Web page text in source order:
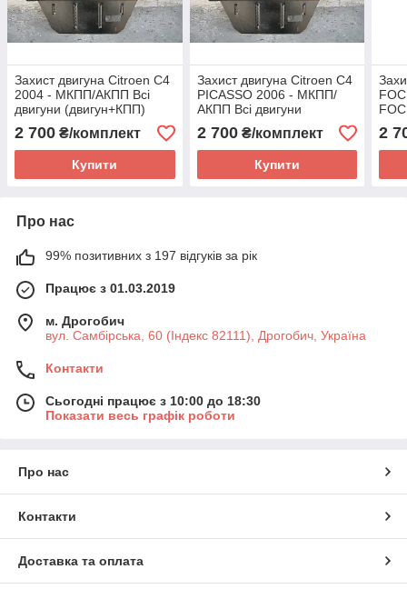
Захист двигуна Citroen C4
2004 - МКПП/АКПП Всі
двигуни (двигун+КПП)
2 700 ₴/комплект
Купити
Захист двигуна Citroen C4
PICASSO 2006 - МКПП/
АКПП Всі двигуни
(двигун+КПП)
2 700₴/комплект
Купити
2
Про нас
99% позитивних з 197 відгуків за рік
Працює з 01.03.2019
м. Дрогобич
вул. Самбірська, 60 (Індекс 82111), Дрогобич, Україна
Контакти
Сьогодні працює з 10:00 до 18:30
Показати весь графік роботи
Про нас
Контакти
Доставка та оплата